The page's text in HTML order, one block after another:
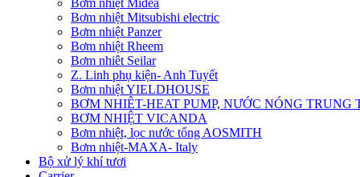
Bơm nhiệt Midea
Bơm nhiệt Mitsubishi electric
Bơm nhiệt Panzer
Bơm nhiệt Rheem
Bơm nhiêt Seilar
Z. Linh phụ kiện- Anh Tuyết
Bơm nhiệt YIELDHOUSE
BƠM NHIÊT-HEAT PUMP, NƯỚC NÓNG TRUNG
BƠM NHIỆT VICANDA
Bơm nhiệt, lọc nước tổng AOSMITH
Bơm nhiệt-MAXA- Italy
Bộ xử lý khí tươi